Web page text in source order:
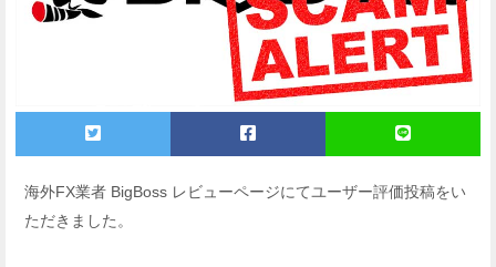
海外FX業者 BigBoss レビューページにてユーザー評価投稿をい
ただきました。